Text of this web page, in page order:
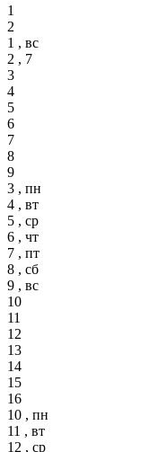
1
2
1 , вс
2 , 7
3
4
5
6
7
8
9
3 , пн
4 , вт
5 , ср
6 , чт
7 , пт
8 , сб
9 , вс
10
11
12
13
14
15
16
10 , пн
11 , вт
12 , ср